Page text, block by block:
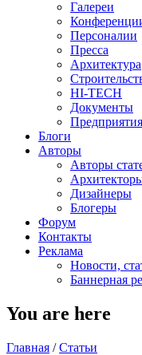
Галереи
Персоналии
Пресса
Архитектура
HI-TECH
Документы
Предприятия
Блоги
Авторы
Авторы
Дизайнеры
Блогеры
Форум
Контакты
Реклама
Новости,
Баннерная
You are here
Главная / Статьи